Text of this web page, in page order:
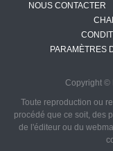
NOUS CONTACTER
PARAMÈTRES
Copyright ©
Toute reproduction ou
procédé que ce soit, des
de l'éditeur ou du